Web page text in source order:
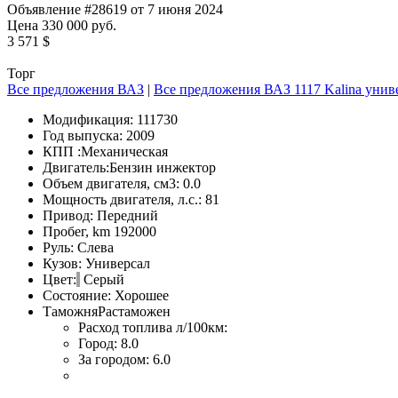
Объявление #28619 от 7 июня 2024
Цена 330 000 руб.
3 571 $
Торг
Все предложения ВАЗ | Все предложения ВАЗ 1117 Kalina
Модификация: 111730
Год выпуска: 2009
КПП :Механическая
Двигатель:Бензин инжектор
Объем двигателя, см3: 0.0
Мощность двигателя, л.с.: 81
Привод: Передний
Пробег, km 192000
Руль: Слева
Кузов: Универсал
Цвет: Серый
Состояние: Хорошее
ТаможняРастаможен
Расход топлива л/100км:
Город: 8.0
За городом: 6.0